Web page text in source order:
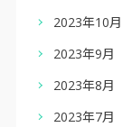
2023年10月
2023年9月
2023年8月
2023年7月